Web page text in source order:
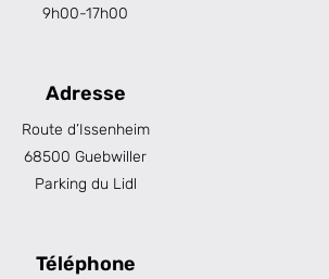
9h00-17h00
Adresse
Route d’Issenheim
68500 Guebwiller
Parking du Lidl
Téléphone